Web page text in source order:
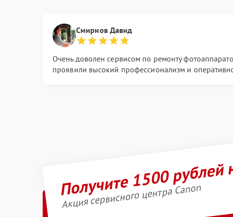
Смирнов Давид
Очень доволен сервисом по ремонту
проявили высокий профессионализм и
Получите 1500
Акция сервисного центра Canon